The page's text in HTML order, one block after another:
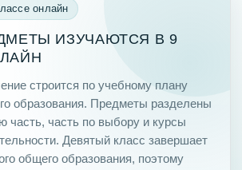
онлайн
ИЗУЧАЮТСЯ В 9
строится по учебному плану
образования. Предметы разделены
часть, часть по выбору и курсы
Девятый класс завершает
общего образования, поэтому